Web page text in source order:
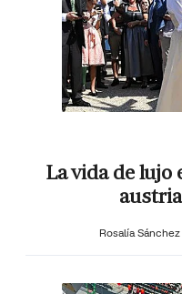
La vida de lujo
Rosalía Sánchez